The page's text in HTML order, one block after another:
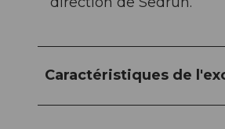
Caractéristiques de